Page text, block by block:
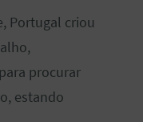
Portugal criou
procurar
estando